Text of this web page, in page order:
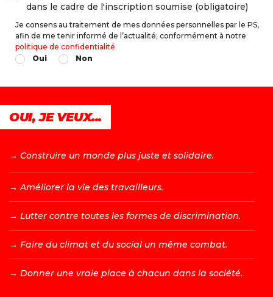
dans le cadre de l'inscription soumise (obligatoire)
Je consens au traitement de mes données personnelles par le PS,
afin de me tenir informé de l’actualité; conformément à notre
politique de confidentialité
Oui
Non
OUI, JE VEUX...
→ Construire un monde plus juste et solidaire.
→ Améliorer la vie des travailleurs.
→ Lutter contre toutes les formes de discrimination.
→ Faire du climat et du social un même combat.
→ Donner une vraie place à chacun dans la société.